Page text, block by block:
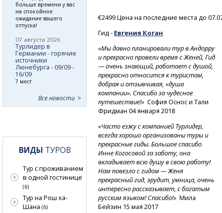
€2499 Цена на последние места до
Гид - Евгения Коган
«Мы давно планировали тур в Андорру
и прекрасно провели время с Женей, Гид
— очень знающий, работает с душой,
прекрасно относится к туристам,
добрая и отзывчивая, «душа
компании». Спасибо за чудесное
путешествие!» София Оснос и Тали
Фридман 04 января 2018
«Часто езжу с компанией Турлидер,
всегда хорошо организованы туры и
прекрасные гиды. Большое спасибо
Инне Когосовой за заботу, она
вкладывает всю душу в свою работу!
Нам повезло с гидом — Женя
прекрасный гид, эрудит, умница, очень
интересно рассказывает, с богатым
русским языком! Спасибо!» Мила
Бейзин 15 мая 2017
больше времени у вас
на спокойное
ожидание вашего
отпуска!
07 августа 2026
Турлидер в
Германии - горячие
источники
Люнебурга - 09/09 -
16/09
7 мест
Все новости
ВИДЫ ТУРОВ
Тур с проживанием
в одной гостинице
(6)
Тур на Рош ха-
Шана (6)